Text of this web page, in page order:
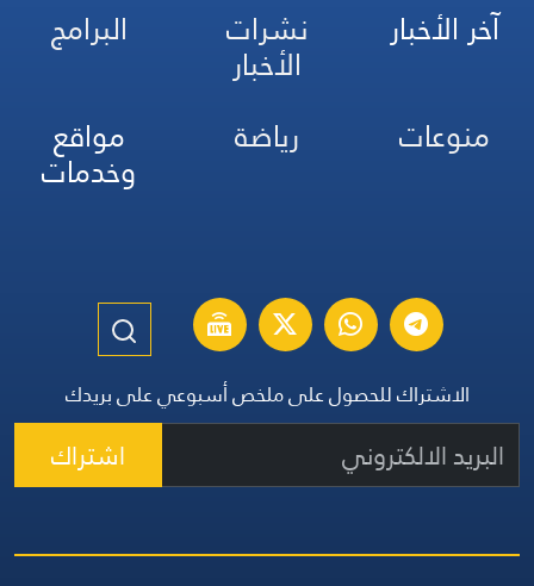
آخر الأخبار نشرات
الأخبار
البرامج
منوعات
رياضة مواقع
وخدمات
الاشتراك للحصول على ملخص أسبوعي على بريدك
اشتراك